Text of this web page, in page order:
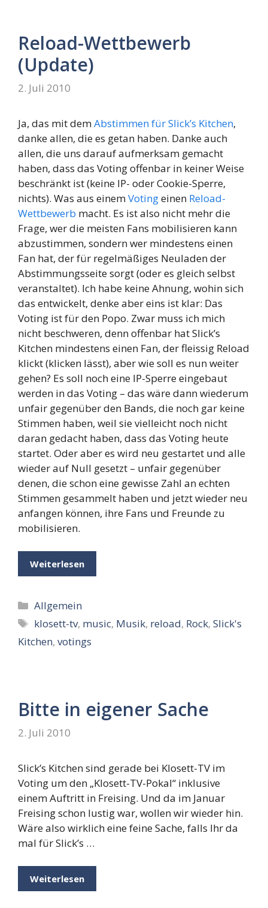
Reload-Wettbewerb
(Update)
2. Juli 2010
Ja, das mit demAbstimmen für Slick’s Kitchen,
danke allen, die es getan haben. Danke auch
allen, die uns darauf aufmerksam gemacht
haben, dass das Voting offenbar in keiner Weise
beschränkt ist (keine IP- oder Cookie-Sperre,
nichts). Was aus einemVotingeinen Reload-
Wettbewerb macht. Es ist also nicht mehr die
Frage, wer die meisten Fans mobilisieren kann
abzustimmen, sondern wer mindestens einen
Fan hat, der für regelmäßiges Neuladen der
Abstimmungsseite sorgt (oder es gleich selbst
veranstaltet). Ich habe keine Ahnung, wohin sich
das entwickelt, denke aber eins ist klar: Das
Voting ist für den Popo. Zwar muss ich mich
nicht beschweren, denn offenbar hat Slick’s
Kitchen mindestens einen Fan, der fleissig Reload
klickt (klicken lässt), aber wie soll es nun weiter
gehen? Es soll noch eine IP-Sperre eingebaut
werden in das Voting – das wäre dann wiederum
unfair gegenüber den Bands, die noch gar keine
Stimmen haben, weil sie vielleicht noch nicht
daran gedacht haben, dass das Voting heute
startet. Oder aber es wird neu gestartet und alle
wieder auf Null gesetzt – unfair gegenüber
denen, die schon eine gewisse Zahl an echten
Stimmen gesammelt haben und jetzt wieder neu
anfangen können, ihre Fans und Freunde zu
mobilisieren.
Weiterlesen
Kategorien
Allgemein
Schlagwörter
klosett-tv, music, Musik, reload, Rock,Slick's
Kitchen, votings
Bitte in eigener Sache
2. Juli 2010
Slick’s Kitchen sind gerade bei Klosett-TV im
Voting um den „Klosett-TV-Pokal“ inklusive
einem Auftritt in Freising. Und da im Januar
Freising schon lustig war, wollen wir wieder hin.
Wäre also wirklich eine feine Sache, falls Ihr da
mal für Slick’s …
Weiterlesen